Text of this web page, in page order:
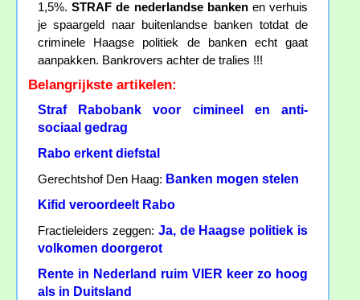
1,5%.STRAF de nederlandse bankenen verhuis
je spaargeld naar buitenlandse banken totdat de
criminele Haagse politiek de banken echt gaat
aanpakken. Bankrovers achter de tralies !!!
Belangrijkste artikelen:
Straf Rabobank voor cimineel en anti-
sociaal gedrag
Rabo erkent diefstal
Gerechtshof Den Haag: Banken mogen stelen
Kifid veroordeelt Rabo
Fractieleiders zeggen: Ja, de Haagse politiek is
volkomen doorgerot
Rente in Nederland ruim VIER keer zo hoog
als in Duitsland